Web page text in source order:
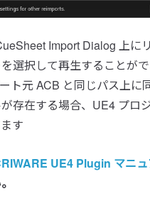
Import Dialog 上に
選択して再生することが
ト元 ACB と同じパス上に
存在する場合、UE4 プロ
す
UE4 Plugin マニ